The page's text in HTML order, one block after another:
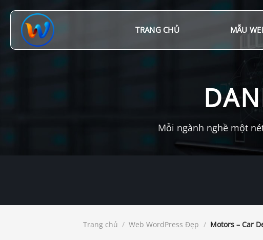
đến
TRANG CHỦ MẪU
Mỗi ngành nghề một
Trang chủ / Web WordPress Đẹp / Motors – Car